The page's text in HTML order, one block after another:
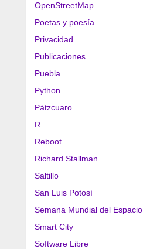
OpenStreetMap
Poetas y poesía
Privacidad
Publicaciones
Puebla
Python
Pátzcuaro
R
Reboot
Richard Stallman
Saltillo
San Luis Potosí
Semana Mundial del Espacio
Smart City
Software Libre